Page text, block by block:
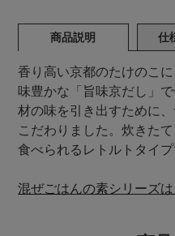
商品説明 仕
香り高い京都のたけのこ
味豊かな「旨味京だし」
材の味を引き出すために
こだわりました。炊きた
食べられるレトルトタイプ
混ぜごはんの素シリーズ